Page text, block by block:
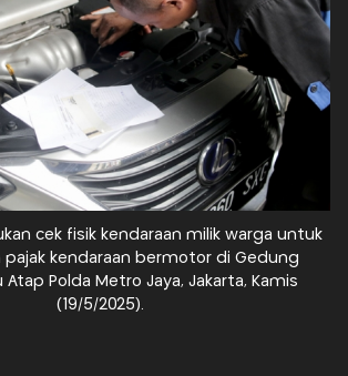
cek fisik kendaraan milik warga untuk
pajak kendaraan bermotor di Gedung
Atap Polda Metro Jaya, Jakarta, Kamis
(19/5/2025).